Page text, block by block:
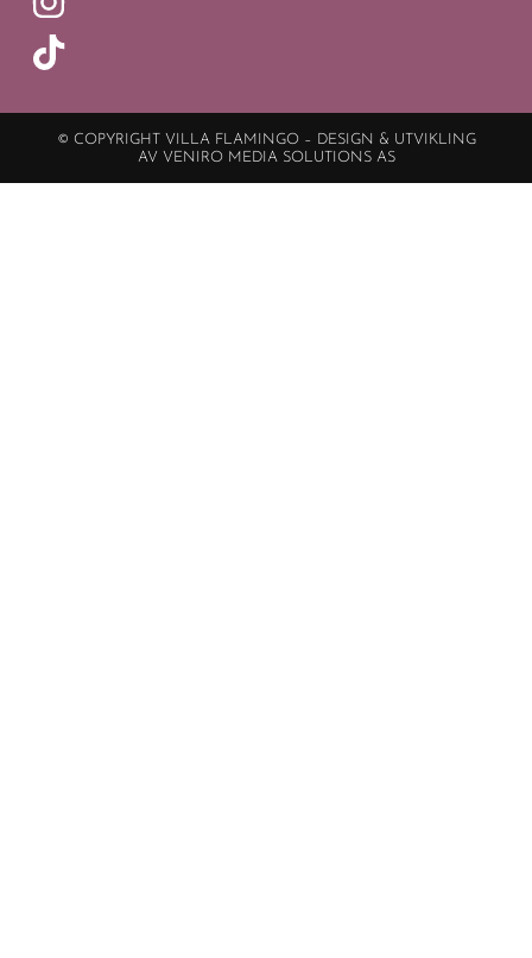
© COPYRIGHT VILLA FLAMINGO – DESIGN & UTVIKLING
AV VENIRO MEDIA SOLUTIONS AS